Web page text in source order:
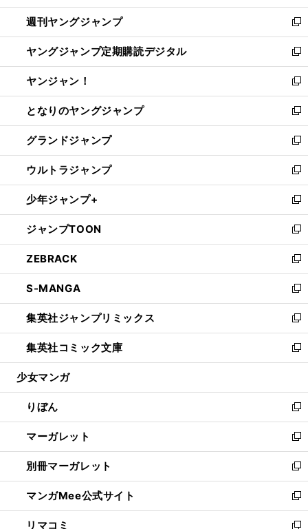
開
く
ウ
で
開
く
ン
ド
ウ
で
開
く
ウ
ィ
ン
ド
ウ
で
開
く
週刊ヤングジャンプ
新
し
い
ウ
ィ
ン
ド
ウ
で
開
く
ヤングジャンプ定期購読デジタル
新
し
い
ウ
ィ
ン
ド
ウ
で
開
く
ヤンジャン！
新
し
い
ウ
ィ
ン
ド
ウ
で
開
く
となりのヤングジャンプ
新
し
い
ウ
ィ
ン
ド
ウ
で
開
く
グランドジャンプ
新
し
い
ウ
ィ
ン
ド
ウ
で
開
く
ウルトラジャンプ
新
し
い
ウ
ィ
ン
ド
ウ
で
開
く
少年ジャンプ+
新
し
い
ウ
ィ
ン
ド
ウ
で
開
く
ジャンプTOON
新
し
い
ウ
ィ
ン
ド
ウ
で
開
ZEBRACK
新
し
い
ウ
ィ
ン
ド
ウ
開
く
S-MANGA
新
し
い
ウ
ィ
ン
ウ
で
開
く
集英社ジャンプリミックス
新
し
い
ウ
ン
ド
ウ
で
開
く
集英社コミック文庫
新
し
ウ
ィ
ン
ド
ウ
で
開
く
少女マンガ
りぼん
新
し
い
ウ
ィ
ン
ド
ウ
で
マーガレット
新
し
い
ウ
ィ
ン
ド
別冊マーガレット
新
し
い
ウ
マンガMee公式サイト
新
し
リマコミ